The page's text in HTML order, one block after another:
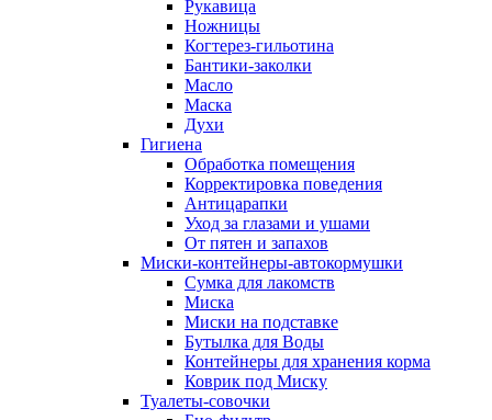
Рукавица
Ножницы
Когтерез-гильотина
Бантики-заколки
Масло
Маска
Духи
Гигиена
Обработка помещения
Корректировка поведения
Антицарапки
Уход за глазами и ушами
От пятен и запахов
Миски-контейнеры-автокормушки
Сумка для лакомств
Миска
Миски на подставке
Бутылка для Воды
Контейнеры для хранения корма
Коврик под Миску
Туалеты-совочки